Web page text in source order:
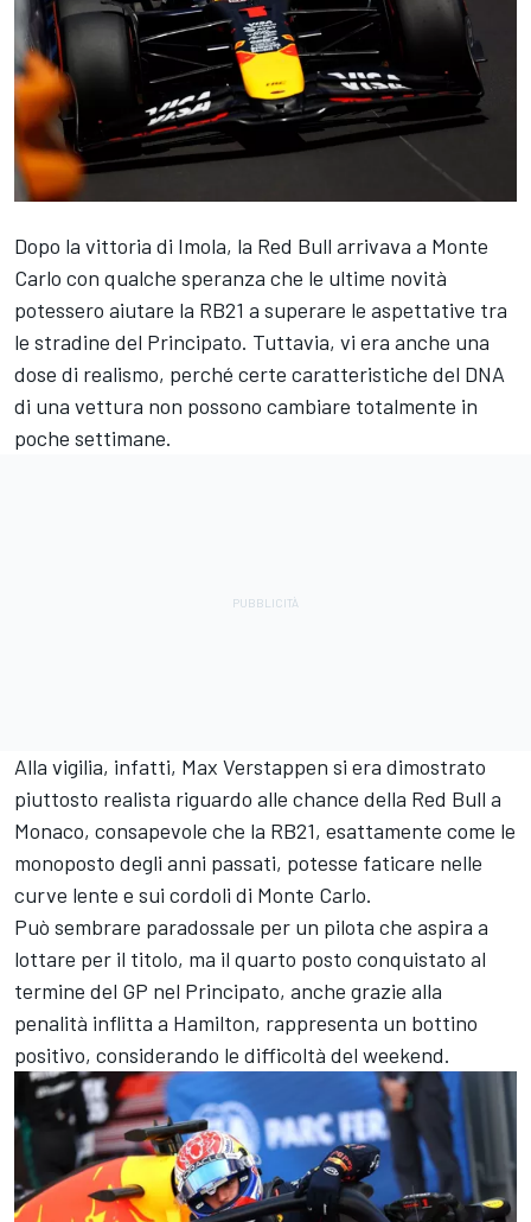
Dopo la vittoria di Imola, la Red Bull arrivava a Monte
Carlo con qualche speranza che le ultime novità
potessero aiutare la RB21 a superare le aspettative tra
le stradine del Principato. Tuttavia, vi era anche una
dose di realismo, perché certe caratteristiche del DNA
di una vettura non possono cambiare totalmente in
poche settimane.
Alla vigilia, infatti, Max Verstappen si era dimostrato
piuttosto realista riguardo alle chance della Red Bull a
Monaco, consapevole che la RB21, esattamente come le
monoposto degli anni passati, potesse faticare nelle
curve lente e sui cordoli di Monte Carlo.
Può sembrare paradossale per un pilota che aspira a
lottare per il titolo, ma il quarto posto conquistato al
termine del GP nel Principato, anche grazie alla
penalità inflitta a Hamilton, rappresenta un bottino
positivo, considerando le difficoltà del weekend.